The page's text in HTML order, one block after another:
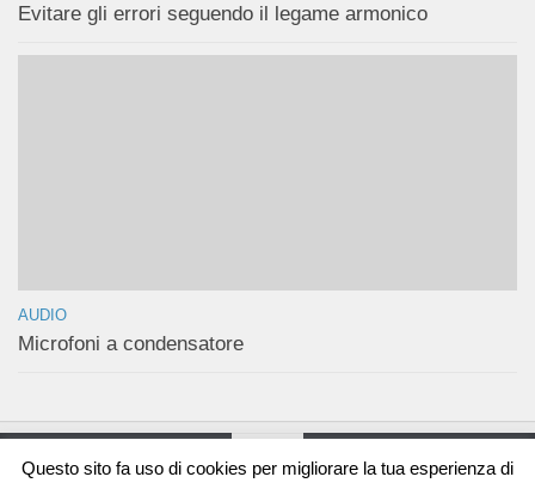
Evitare gli errori seguendo il legame armonico
AUDIO
Microfoni a condensatore
Questo sito fa uso di cookies per migliorare la tua esperienza di